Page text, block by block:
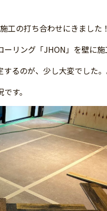
工の打ち合わせにきました！
リング「JHON」を壁に施
るのが、少し大変でした。
す。